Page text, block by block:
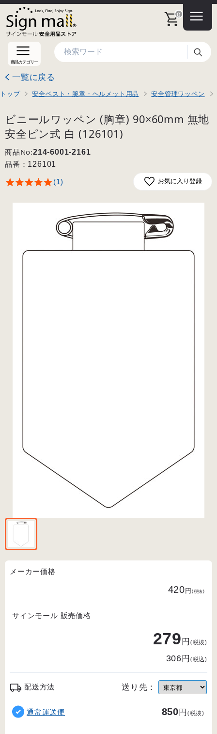
0
商品カテゴリー
検索
一覧に戻る
トップ 安全ベスト・腕章・ヘルメット用品 安全管理ワッペン
ビニールワッペン (胸章) 90×60mm 無地
安全ピン式 白 (126101)
商品No:214-6001-2161
品番： 126101
(1) お気に入り登録
メーカー価格
420円(税抜)
サインモール 販売価格
279円(税抜)
306円(税込)
配送方法 送り先：
通常運送便 850円(税抜)